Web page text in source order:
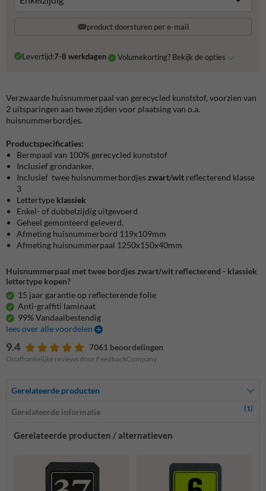
product doorsturen per e-mail
Levertijd:7-8 werkdagen Volumekorting? Bekijk de opties
Verzwaarde huisnummerpaal van gerecycled kunststof, voorzien van
2 uitsparingen aan twee zijden voor plaatsing van o.a.
huisnummerbordjes.
Productspecificaties:
Bermpaal van 100% gerecycled kunststof
Inclusief grondanker.
Inclusief twee huisnummerbordjeszwart/wit reflecterend klasse
3
Lettertype klassiek
Enkel- of dubbelzijdig uitgevoerd
Geheel gemonteerd geleverd.
Afmeting huisnummerbord 119x109mm
Afmeting huisnummerpaal 1250x150x40mm
Huisnummerpaal met twee bordjes zwart/wit reflecterend - klassiek
lettertype kopen?
15 jaar garantie op reflecterende folie
Anti-graffiti laminaat
99% Vandaalbestendig
lees over alle voordelen
9.4 7061 beoordelingen
Onafhankelijke reviews door FeedbackCompany
Gerelateerde producten
Gerelateerde informatie (1)
Gerelateerde producten / alternatieven